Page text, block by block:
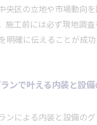
央区の立地や市場動向
施工前には必ず現地調
明確に伝えることが成
ンで叶える内装と設
ンによる内装と設備の